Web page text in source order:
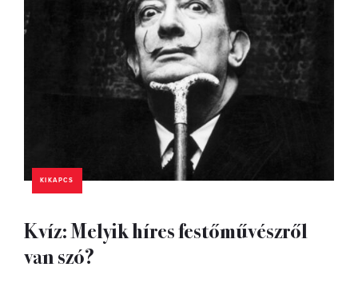
KIKAPCS
Kvíz: Melyik híres festőművészről
van szó?